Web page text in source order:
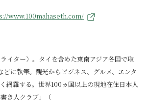
www.100mahaseth.com/
ライター）。タイを含めた東南アジア各国で取
どに執筆。観光からビジネス、グルメ、エンタ
網羅する。世界100ヵ国以上の現地在住日本人
き人クラブ」（